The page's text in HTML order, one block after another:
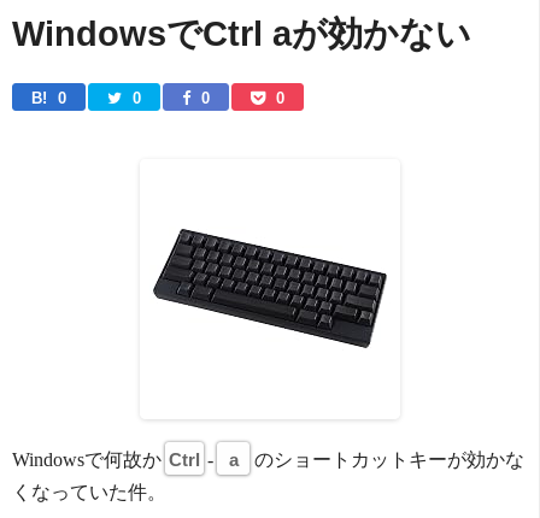
WindowsでCtrl aが効かない
B! 0 0 0 0
Windowsで何故か Ctrl - a
のショートカットキーが効かな
くなっていた件。